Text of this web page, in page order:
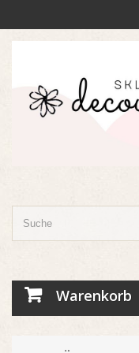
Warenkorb